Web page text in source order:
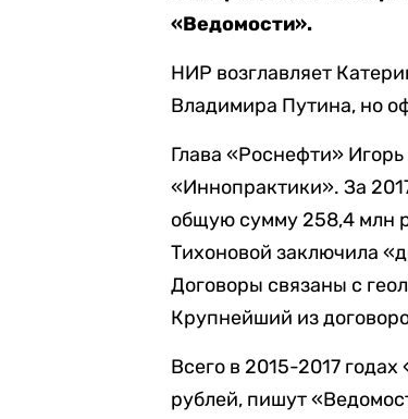
«Ведомости».
НИР возглавляет
Владимира Путина, но
Глава «Роснефти»
«Иннопрактики». За
общую сумму 258,4 млн
Тихоновой заключила
Договоры связаны с
Крупнейший из
Всего в 2015-2017
рублей, пишут